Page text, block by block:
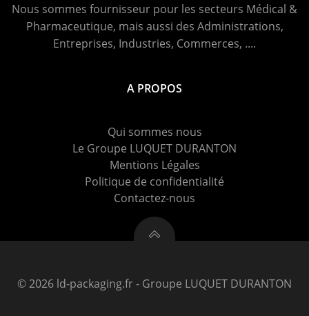
Nous sommes fournisseur pour les secteurs Médical &
Pharmaceutique, mais aussi des Administrations,
Entreprises, Industries, Commerces, ....
A PROPOS
Qui sommes nous
Le Groupe LUQUET DURANTON
Mentions Légales
Politique de confidentialité
Contactez-nous
© 2026 ld-packaging.fr - Groupe LUQUET DURANTON